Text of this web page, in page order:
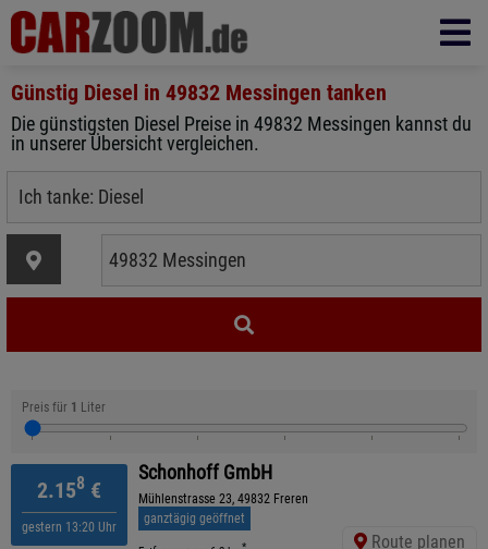
Günstig Diesel in 49832 Messingen tanken
Die günstigsten Diesel Preise in 49832 Messingen kannst du
in unserer Übersicht vergleichen.
Preis für 1 Liter
2.158 €
gestern 13:20 Uhr
Schonhoff GmbH
Mühlenstrasse 23, 49832 Freren
ganztägig geöffnet
* Route planen